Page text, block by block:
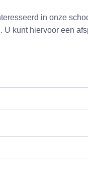
in onze
U kunt hiervoor een